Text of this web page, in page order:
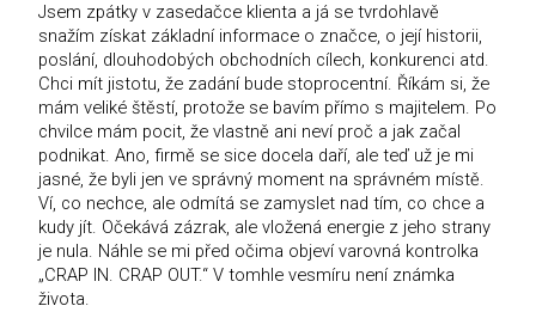
Jsem zpátky v zasedačce klienta a já se tvrdohlavě
snažím získat základní informace o značce, o její historii,
poslání, dlouhodobých obchodních cílech, konkurenci atd.
Chci mít jistotu, že zadání bude stoprocentní. Říkám si, že
mám veliké štěstí, protože se bavím přímo s majitelem. Po
chvilce mám pocit, že vlastně ani neví proč a jak začal
podnikat. Ano, firmě se sice docela daří, ale teď už je mi
jasné, že byli jen ve správný moment na správném místě.
Ví, co nechce, ale odmítá se zamyslet nad tím, co chce a
kudy jít. Očekává zázrak, ale vložená energie z jeho strany
je nula. Náhle se mi před očima objeví varovná kontrolka
„CRAP IN. CRAP OUT.“ V tomhle vesmíru není známka
života.